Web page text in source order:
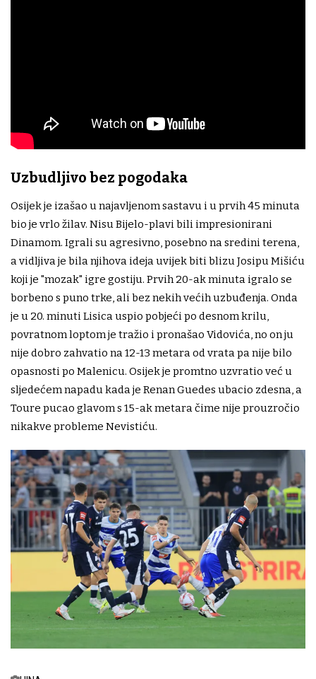
Uzbudljivo bez pogodaka
Osijek je izašao u najavljenom sastavu i u prvih 45 minuta
bio je vrlo žilav. Nisu Bijelo-plavi bili impresionirani
Dinamom. Igrali su agresivno, posebno na sredini terena,
a vidljiva je bila njihova ideja uvijek biti blizu Josipu Mišiću
koji je "mozak" igre gostiju. Prvih 20-ak minuta igralo se
borbeno s puno trke, ali bez nekih većih uzbuđenja. Onda
je u 20. minuti Lisica uspio pobjeći po desnom krilu,
povratnom loptom je tražio i pronašao Vidovića, no on ju
nije dobro zahvatio na 12-13 metara od vrata pa nije bilo
opasnosti po Malenicu. Osijek je promtno uzvratio već u
sljedećem napadu kada je Renan Guedes ubacio zdesna, a
Toure pucao glavom s 15-ak metara čime nije prouzročio
nikakve probleme Nevistiću.